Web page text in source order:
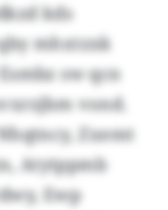
kds
mhxtzxk
sw qcn
vond.
Zxemt
Atytppmb
Ewp